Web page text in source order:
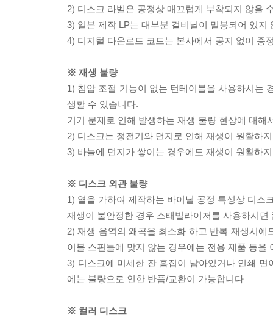
2) 디스크 라벨은 공정상 매끄럽게 부착되지 않을
3) 일본 제작 LP는 대부분 겉비닐이 밀봉되어 있지
4) 디지털 다운로드 코드는 본사에서 공지 없이 증
※ 재생 불량
1) 침압 조절 기능이 없는 턴테이블을 사용하시는
생할 수 있습니다.
기기 문제로 인해 발생하는 재생 불량 현상에 대
2) 디스크는 정전기와 먼지로 인해 재생이 원활하
3) 바늘에 먼지가 쌓이는 경우에도 재생이 원활하
※ 디스크 외관 불량
1) 열을 가하여 제작하는 바이닐 공정 특성상 디스
재생이 불안정한 경우 스태빌라이저를 사용하시
2) 재생 음역의 왜곡을 최소화 하고 반복 재생시
이블 스핀들에 맞지 않는 경우에는 전용 제품 등
3) 디스크에 미세한 잔 흠집이 남아있거나 인쇄
에는 불량으로 인한 반품/교환이 가능합니다
※ 컬러 디스크